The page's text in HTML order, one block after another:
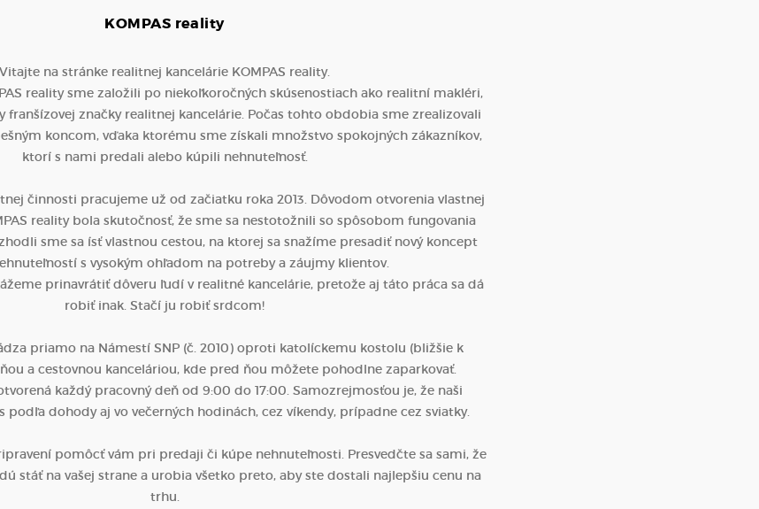
KOMPAS reality
Vitajte na stránke realitnej kancelárie KOMPAS reality.
reality sme založili po niekoľkoročných skúsenostiach ako realitní makléri,
franšízovej značky realitnej kancelárie. Počas tohto obdobia sme zrealizovali
koncom, vďaka ktorému sme získali množstvo spokojných zákazníkov,
ktorí s nami predali alebo kúpili nehnuteľnosť.
činnosti pracujeme už od začiatku roka 2013. Dôvodom otvorenia vlastnej
reality bola skutočnosť, že sme sa nestotožnili so spôsobom fungovania
sme sa ísť vlastnou cestou, na ktorej sa snažíme presadiť nový koncept
s vysokým ohľadom na potreby a záujmy klientov.
prinavrátiť dôveru ľudí v realitné kancelárie, pretože aj táto práca sa dá
robiť inak. Stačí ju robiť srdcom!
priamo na Námestí SNP (č. 2010) oproti katolíckemu kostolu (bližšie k
a cestovnou kanceláriou, kde pred ňou môžete pohodlne zaparkovať.
každý pracovný deň od 9:00 do 17:00. Samozrejmosťou je, že naši
podľa dohody aj vo večerných hodinách, cez víkendy, prípadne cez sviatky.
pomôcť vám pri predaji či kúpe nehnuteľnosti. Presvedčte sa sami, že
stáť na vašej strane a urobia všetko preto, aby ste dostali najlepšiu cenu na
trhu.